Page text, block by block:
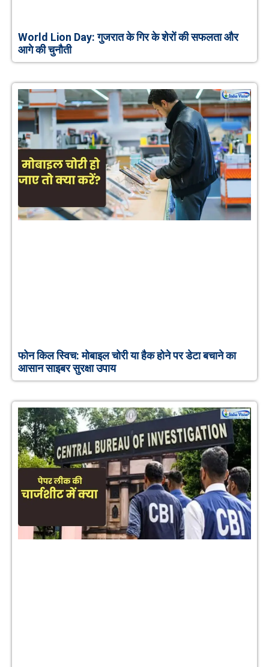
World Lion Day: गुजरात के गिर के शेरों की सफलता और
आगे की चुनौती
फोन किल स्विच: मोबाइल चोरी या हैक होने पर डेटा बचाने का
आसान साइबर सुरक्षा उपाय